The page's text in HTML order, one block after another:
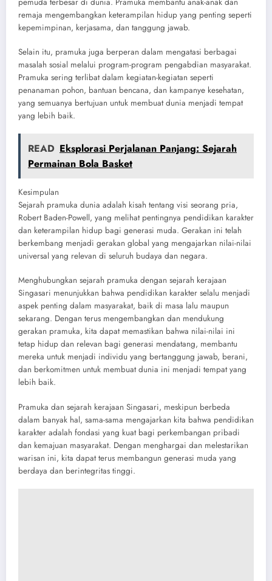
remaja mengembangkan keterampilan hidup yang penting seperti
kepemimpinan, kerjasama, dan tanggung jawab.
Selain itu, pramuka juga berperan dalam mengatasi berbagai
masalah sosial melalui program-program pengabdian masyarakat.
Pramuka sering terlibat dalam kegiatan-kegiatan seperti
penanaman pohon, bantuan bencana, dan kampanye kesehatan,
yang semuanya bertujuan untuk membuat dunia menjadi tempat
yang lebih baik.
READ Eksplorasi Perjalanan Panjang: Sejarah
Permainan Bola Basket
Kesimpulan
Sejarah pramuka dunia adalah kisah tentang visi seorang pria,
Robert Baden-Powell, yang melihat pentingnya pendidikan karakter
dan keterampilan hidup bagi generasi muda. Gerakan ini telah
berkembang menjadi gerakan global yang mengajarkan nilai-nilai
universal yang relevan di seluruh budaya dan negara.
Menghubungkan sejarah pramuka dengan sejarah kerajaan
Singasari menunjukkan bahwa pendidikan karakter selalu menjadi
aspek penting dalam masyarakat, baik di masa lalu maupun
sekarang. Dengan terus mengembangkan dan mendukung
gerakan pramuka, kita dapat memastikan bahwa nilai-nilai ini
tetap hidup dan relevan bagi generasi mendatang, membantu
mereka untuk menjadi individu yang bertanggung jawab, berani,
dan berkomitmen untuk membuat dunia ini menjadi tempat yang
lebih baik.
Pramuka dan sejarah kerajaan Singasari, meskipun berbeda
dalam banyak hal, sama-sama mengajarkan kita bahwa pendidikan
karakter adalah fondasi yang kuat bagi perkembangan pribadi
dan kemajuan masyarakat. Dengan menghargai dan melestarikan
warisan ini, kita dapat terus membangun generasi muda yang
berdaya dan berintegritas tinggi.